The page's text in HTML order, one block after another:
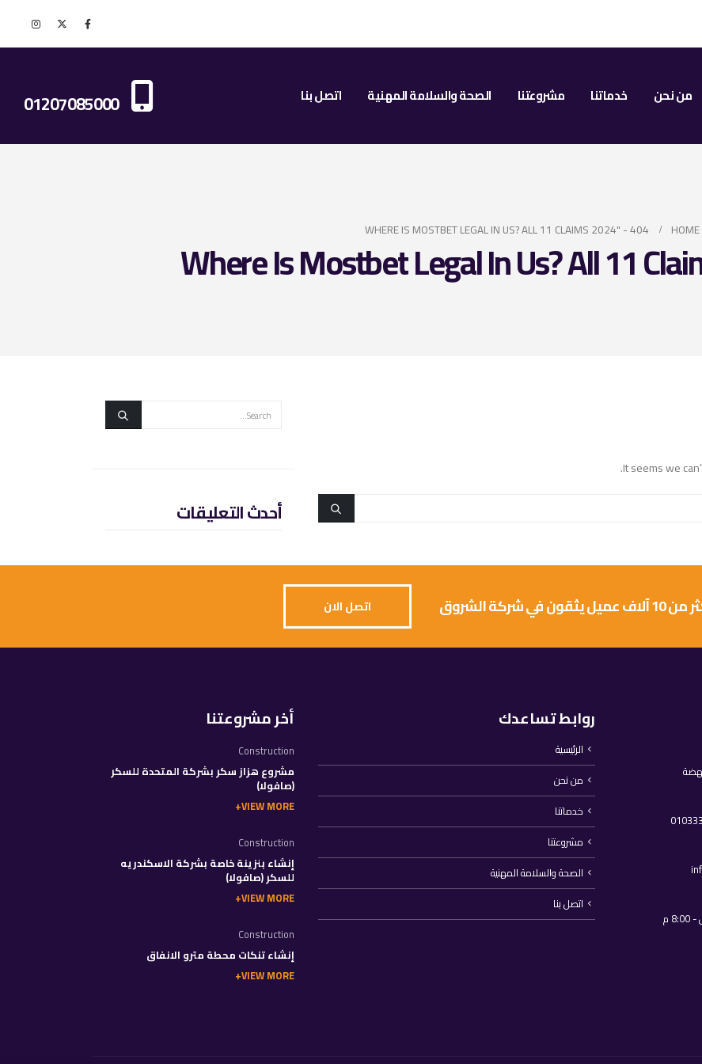
من نحن خدماتنا مشروعتنا الصحة والسلامة المهنية اتصل بنا 01207085000
HOME
WHERE IS MOSTBET LEGAL IN US? ALL 11 CLAIMS 2024" - 404
Where Is Mostbet Legal In Us? All 11
It seems we
أحدث التعليقات
في شركة الشروق اتصل الان
روابط تساعدك
الرئيسية
من نحن
خدماتنا
مشروعتنا
الصحة والسلامة المهنية
اتصل بنا
أخر مشروعتنا
Construction
مشروع هزاز سكر بشركة المتحدة للسكر
(صافولا)
VIEW MORE
Construction
إنشاء بنزينة خاصة بشركة الاسكندريه
للسكر (صافولا)
VIEW MORE
Construction
إنشاء تنكات محطة مترو الانفاق
VIEW MORE